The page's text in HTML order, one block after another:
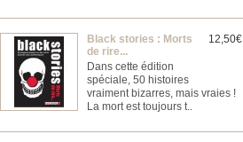
12,50€
Black stories : Morts
de rire...
Dans cette édition
spéciale, 50 histoires
vraiment bizarres, mais vraies !
La mort est toujours t..